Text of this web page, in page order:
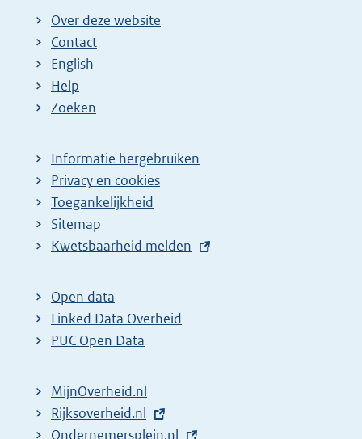
Over deze website
Contact
English
Help
Zoeken
Informatie hergebruiken
Privacy en cookies
Toegankelijkheid
Sitemap
E
t
e
r
l
i
Kwetsbaarheid melden
Open data
Linked Data Overheid
PUC Open Data
MijnOverheid.nl
E
x
Rijksoverheid.nl
E
Ondernemersplein.nl